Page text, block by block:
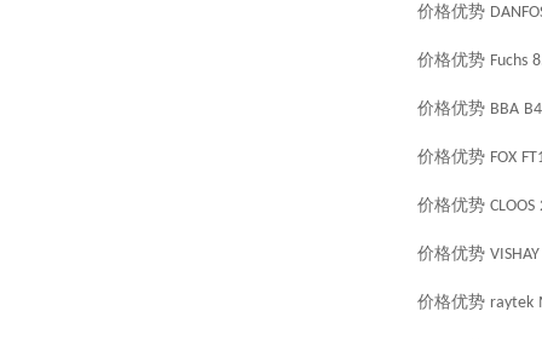
价格优势
价格优势 Fuchs
价格优势 BBA
价格优势 FOX
价格优势 CLOOS
价格优势 VISHAY
价格优势 raytek